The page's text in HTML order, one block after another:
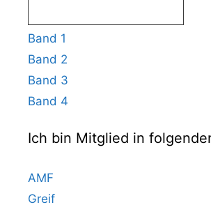
Band 1
Band 2
Band 3
Band 4
Ich bin Mitglied in
AMF
Greif